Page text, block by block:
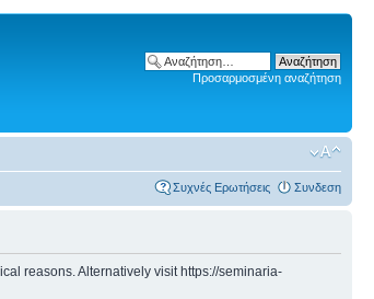
Προσαρμοσμένη αναζήτηση
Συχνές Ερωτήσεις Συνδεση
reasons. Alternatively visit https://seminaria-